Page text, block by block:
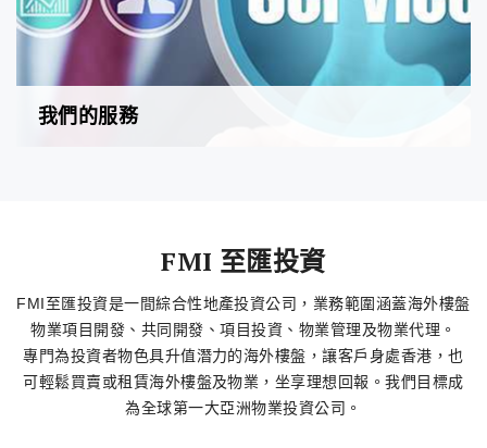
我們的服務
FMI 至匯投資
FMI至匯投資是一間綜合性地產投資公司，業務範圍涵蓋海外樓盤
物業項目開發、共同開發、項目投資、物業管理及物業代理。
專門為投資者物色具升值潛力的海外樓盤，讓客戶身處香港，也
可輕鬆買賣或租賃海外樓盤及物業，坐享理想回報。我們目標成
為全球第一大亞洲物業投資公司。